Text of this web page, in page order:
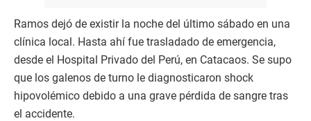
Ramos dejó de existir la noche del último sábado en una
clínica local. Hasta ahí fue trasladado de emergencia,
desde el Hospital Privado del Perú, en Catacaos. Se supo
que los galenos de turno le diagnosticaron shock
hipovolémico debido a una grave pérdida de sangre tras
el accidente.